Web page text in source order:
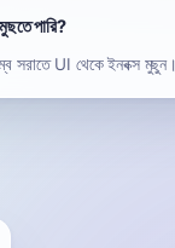
পারি?
সরাতে UI থেকে ইনবক্স মুছুন।